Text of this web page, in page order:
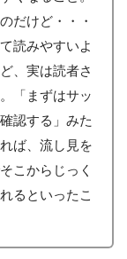
だけど・・・
読みやすいよ
、実は読者さ
「まずはサッ
認する」みた
ば、流し見を
こからじっく
るといったこ